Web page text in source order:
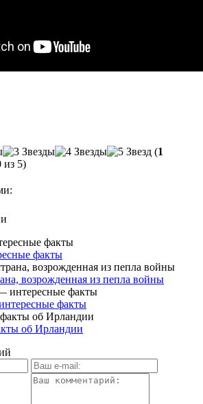
(1
из 5)
факты
возрожденная из пепла войны
факты
об Ирландии